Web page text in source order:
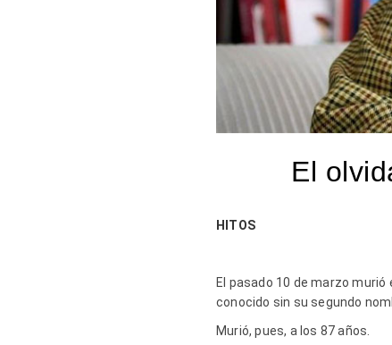
El
HITOS
El pasado 10 de marzo
conocido sin su segundo
Murió, pues, a los 87 años.